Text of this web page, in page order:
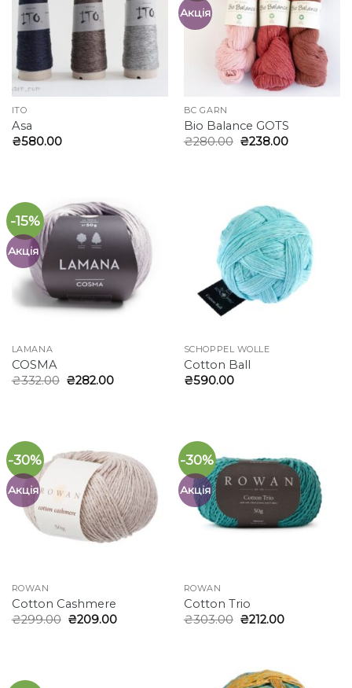
ITO
Asa
₴580.00
Акція
BC GARN
Bio Balance GOTS
₴280.00 Оригінальна
₴238.00Поточна
-15%
Акція
LAMANA
COSMA
₴332.00 Оригінальна
₴282.00Поточна
SCHOPPEL WOLLE
Cotton Ball
₴590.00
-30%
Акція
ROWAN
Cotton Cashmere
₴299.00 Оригінальна
₴209.00Поточна
-30%
Акція
ROWAN
Cotton Trio
₴303.00 Оригінальна
₴212.00Поточна